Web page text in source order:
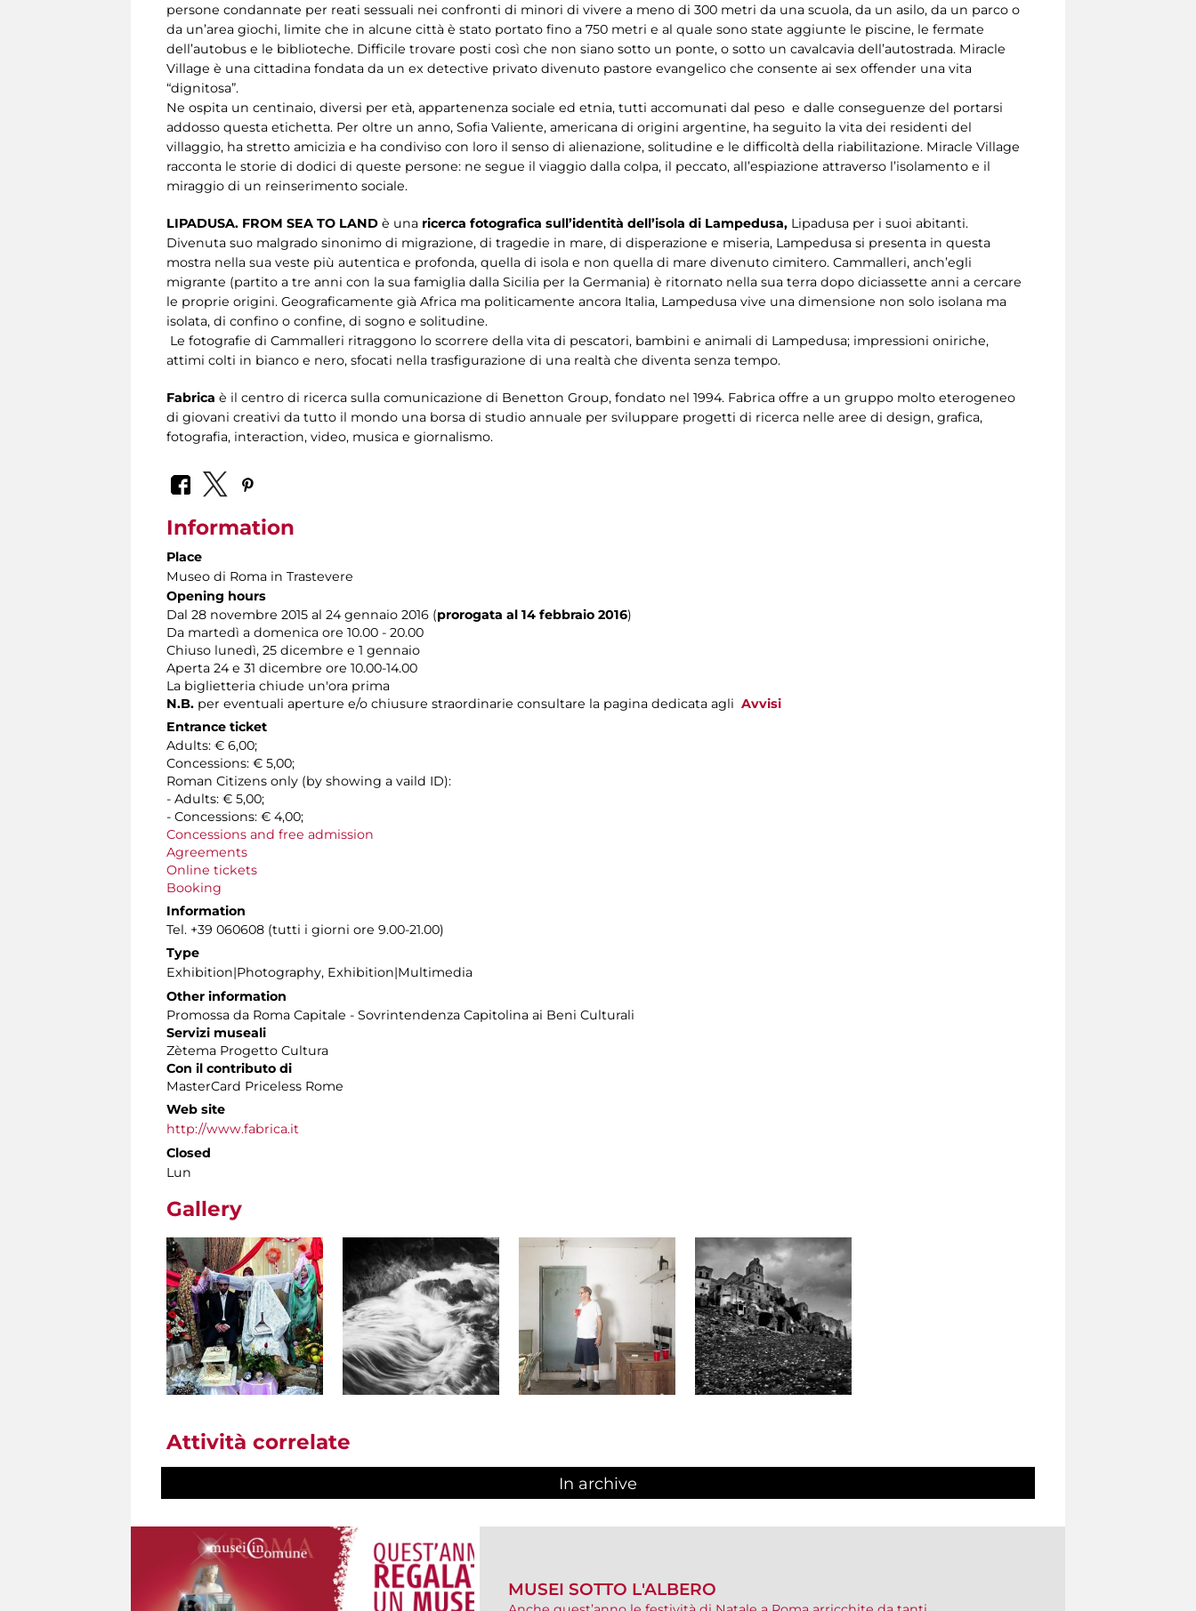
persone condannate per reati sessuali nei confronti di minori di vivere a meno di 300 metri da una scuola, da un asilo, da un parco o
da un’area giochi, limite che in alcune città è stato portato fino a 750 metri e al quale sono state aggiunte le piscine, le fermate
dell’autobus e le biblioteche. Difficile trovare posti così che non siano sotto un ponte, o sotto un cavalcavia dell’autostrada. Miracle
Village è una cittadina fondata da un ex detective privato divenuto pastore evangelico che consente ai sex offender una vita
“dignitosa”.
Ne ospita un centinaio, diversi per età, appartenenza sociale ed etnia, tutti accomunati dal peso e dalle conseguenze del portarsi
addosso questa etichetta. Per oltre un anno, Sofia Valiente, americana di origini argentine, ha seguito la vita dei residenti del
villaggio, ha stretto amicizia e ha condiviso con loro il senso di alienazione, solitudine e le difficoltà della riabilitazione. Miracle Village
racconta le storie di dodici di queste persone: ne segue il viaggio dalla colpa, il peccato, all’espiazione attraverso l’isolamento e il
miraggio di un reinserimento sociale.
LIPADUSA. FROM SEA TO LAND è una ricerca fotografica sull’identità dell’isola di Lampedusa, Lipadusa per i suoi abitanti.
Divenuta suo malgrado sinonimo di migrazione, di tragedie in mare, di disperazione e miseria, Lampedusa si presenta in questa
mostra nella sua veste più autentica e profonda, quella di isola e non quella di mare divenuto cimitero. Cammalleri, anch’egli
migrante (partito a tre anni con la sua famiglia dalla Sicilia per la Germania) è ritornato nella sua terra dopo diciassette anni a cercare
le proprie origini. Geograficamente già Africa ma politicamente ancora Italia, Lampedusa vive una dimensione non solo isolana ma
isolata, di confino o confine, di sogno e solitudine.
Le fotografie di Cammalleri ritraggono lo scorrere della vita di pescatori, bambini e animali di Lampedusa; impressioni oniriche,
attimi colti in bianco e nero, sfocati nella trasfigurazione di una realtà che diventa senza tempo.
Fabrica è il centro di ricerca sulla comunicazione di Benetton Group, fondato nel 1994. Fabrica offre a un gruppo molto eterogeneo
di giovani creativi da tutto il mondo una borsa di studio annuale per sviluppare progetti di ricerca nelle aree di design, grafica,
fotografia, interaction, video, musica e giornalismo.
Information
Place
Museo di Roma in Trastevere
Opening hours
Dal 28 novembre 2015 al 24 gennaio 2016 (prorogata al 14 febbraio 2016)
Da martedì a domenica ore 10.00 - 20.00
Chiuso lunedì, 25 dicembre e 1 gennaio
Aperta 24 e 31 dicembre ore 10.00-14.00
La biglietteria chiude un'ora prima
N.B. per eventuali aperture e/o chiusure straordinarie consultare la pagina dedicata agli Avvisi
Entrance ticket
Adults: € 6,00;
Concessions: € 5,00;
Roman Citizens only (by showing a vaild ID):
- Adults: € 5,00;
- Concessions: € 4,00;
Concessions and free admission
Agreements
Online tickets
Booking
Information
Tel. +39 060608 (tutti i giorni ore 9.00-21.00)
Type
Exhibition|Photography, Exhibition|Multimedia
Other information
Promossa da Roma Capitale - Sovrintendenza Capitolina ai Beni Culturali
Servizi museali
Zètema Progetto Cultura
Con il contributo di
MasterCard Priceless Rome
Web site
http://www.fabrica.it
Closed
Lun
Gallery
Attività correlate
In archive
MUSEI SOTTO L'ALBERO